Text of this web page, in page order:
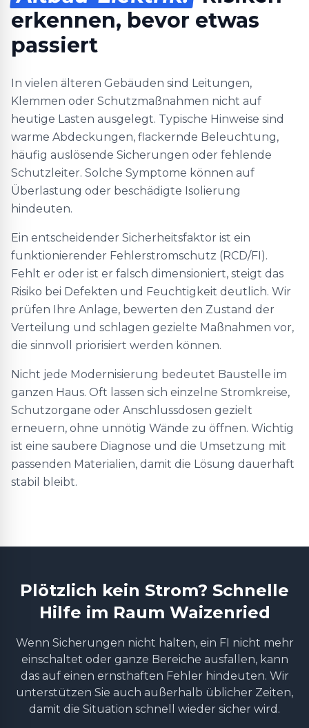
erkennen, bevor etwas
passiert
In vielen älteren Gebäuden sind Leitungen,
Klemmen oder Schutzmaßnahmen nicht auf
heutige Lasten ausgelegt. Typische Hinweise sind
warme Abdeckungen, flackernde Beleuchtung,
häufig auslösende Sicherungen oder fehlende
Schutzleiter. Solche Symptome können auf
Überlastung oder beschädigte Isolierung
hindeuten.
Ein entscheidender Sicherheitsfaktor ist ein
funktionierender Fehlerstromschutz (RCD/FI).
Fehlt er oder ist er falsch dimensioniert, steigt das
Risiko bei Defekten und Feuchtigkeit deutlich. Wir
prüfen Ihre Anlage, bewerten den Zustand der
Verteilung und schlagen gezielte Maßnahmen vor,
die sinnvoll priorisiert werden können.
Nicht jede Modernisierung bedeutet Baustelle im
ganzen Haus. Oft lassen sich einzelne Stromkreise,
Schutzorgane oder Anschlussdosen gezielt
erneuern, ohne unnötig Wände zu öffnen. Wichtig
ist eine saubere Diagnose und die Umsetzung mit
passenden Materialien, damit die Lösung dauerhaft
stabil bleibt.
Plötzlich kein Strom? Schnelle
Hilfe im Raum Waizenried
Wenn Sicherungen nicht halten, ein FI nicht mehr
einschaltet oder ganze Bereiche ausfallen, kann
das auf einen ernsthaften Fehler hindeuten. Wir
unterstützen Sie auch außerhalb üblicher Zeiten,
damit die Situation schnell wieder sicher wird.